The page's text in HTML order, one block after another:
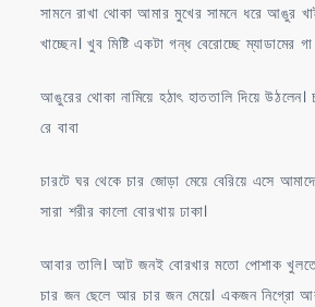
সামনে রাখা থোকা আমার মুখের সামনে ধরে আঙুর
খাচ্ছেন। খুব মিষ্টি একটা গন্ধ বেরোচ্ছে ম্যাডামের
আঙুরের থোকা নামিয়ে হঠাৎ হাততালি দিয়ে
রে বাবা
চারটে ঘর থেকে চার জোড়া মেয়ে বেরিয়ে এসে
সারা শরীর কালো বোরখায় ঢাকা।
আবার তালি। আট জনই বোরখার মতো পোশাক
চার জন ছেলে আর চার জন মেয়ে। একজন নিগ্রো